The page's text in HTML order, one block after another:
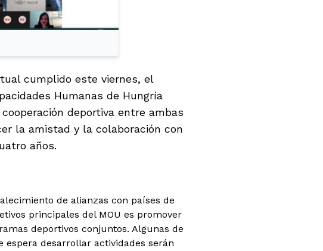
cumplido este viernes, el
Humanas de Hungría
deportiva entre ambas
la amistad y la colaboración con
años.
de alianzas con países de
principales del MOU es promover
deportivos conjuntos. Algunas de
espera desarrollar actividades serán